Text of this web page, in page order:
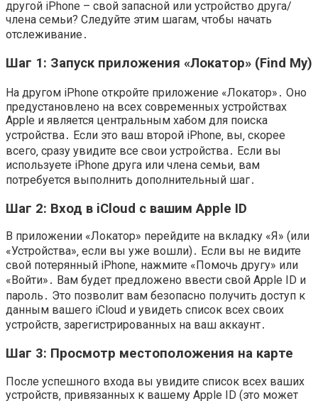
другой iPhone – свой запасной или устройство друга/
члена семьи? Следуйте этим шагам‚ чтобы начать
отслеживание․
Шаг 1: Запуск приложения «Локатор» (Find My)
На другом iPhone откройте приложение «Локатор»․ Оно
предустановлено на всех современных устройствах
Apple и является центральным хабом для поиска
устройства․ Если это ваш второй iPhone‚ вы‚ скорее
всего‚ сразу увидите все свои устройства․ Если вы
используете iPhone друга или члена семьи‚ вам
потребуется выполнить дополнительный шаг․
Шаг 2: Вход в iCloud с вашим Apple ID
В приложении «Локатор» перейдите на вкладку «Я» (или
«Устройства»‚ если вы уже вошли)․ Если вы не видите
свой потерянный iPhone‚ нажмите «Помочь другу» или
«Войти»․ Вам будет предложено ввести свой Apple ID и
пароль․ Это позволит вам безопасно получить доступ к
данным вашего iCloud и увидеть список всех своих
устройств‚ зарегистрированных на ваш аккаунт․
Шаг 3: Просмотр местоположения на карте
После успешного входа вы увидите список всех ваших
устройств‚ привязанных к вашему Apple ID (это может